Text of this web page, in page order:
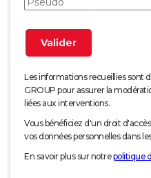
Les informations recueillies sont
GROUP pour assurer la
liées aux interventions.
Vous bénéficiez d'un droit
vos données personnelles dans
En savoir plus sur notrepolitique